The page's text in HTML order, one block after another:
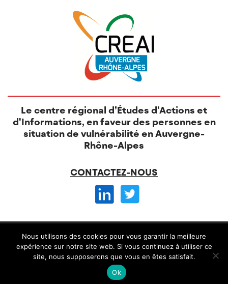
Le centre régional d’Études d'Actions et
d'Informations, en faveur des personnes en
situation de vulnérabilité en Auvergne-
Rhône-Alpes
CONTACTEZ-NOUS
© CREAI 2026 -
Mentions légales
CGV et règlement intérieur
ConceptionAlteriade
Nous utilisons des cookies pour vous garantir la meilleure
expérience sur notre site web. Si vous continuez à utiliser ce
site, nous supposerons que vous en êtes satisfait.
Ok